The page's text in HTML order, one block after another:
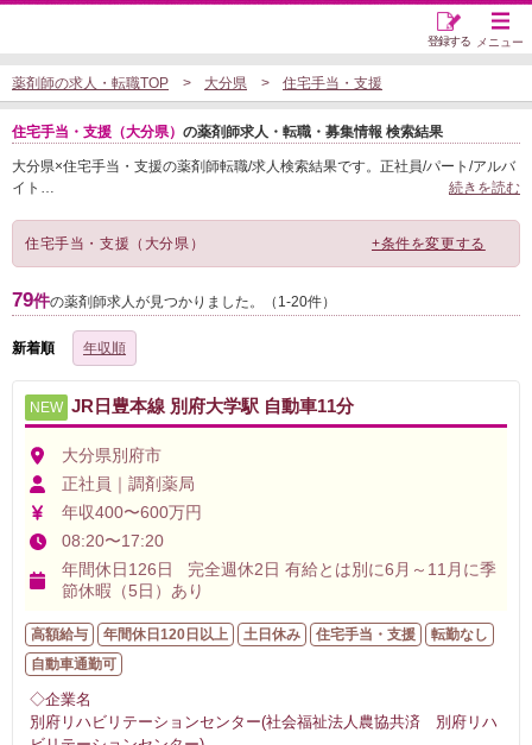
メニュー
登録する
薬剤師の求人・転職TOP 大分県 住宅手当・支援
住宅手当・支援（大分県） の薬剤師求人・転職・募集情報 検索結果
大分県×住宅手当・支援の薬剤師転職/求人検索結果です。正社員/パート/アルバ
イト … 続きを読む
住宅手当・支援（大分県） +条件を変更する
79件の薬剤師求人が見つかりました。（1-20件）
新着順 年収順
NEW JR日豊本線 別府大学駅 自動車11分
大分県別府市
正社員｜調剤薬局
年収400〜600万円
08:20〜17:20
年間休日126日 完全週休2日 有給とは別に6月～11月に季
節休暇（5日）あり
高額給与 年間休日120日以上 土日休み 住宅手当・支援
転勤なし
自動車通勤可
◇企業名
別府リハビリテーションセンター(社会福祉法人農協共済 別府リハ